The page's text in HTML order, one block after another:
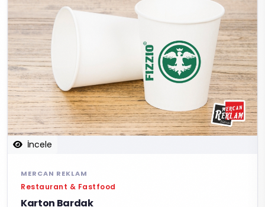
İncele
MERCAN REKLAM
Restaurant & Fastfood
Karton Bardak